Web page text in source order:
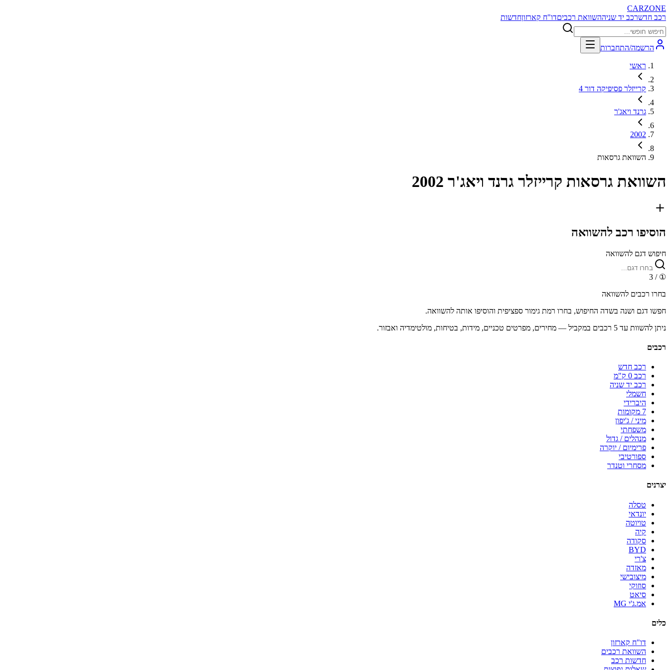
CARZONE
רכב חדשרכב יד שניההשוואת רכביםדו"ח קארזוןחדשות
הרשמה/התחברות
ראשי
קרייזלר פסיפיקה דור 4
גרנד ויאג'ר
2002
השוואת גרסאות
השוואת גרסאות קרייזלר גרנד ויאג'ר 2002
הוסיפו רכב להשוואה
חיפוש דגם להשוואה
①
/ 3
בחרו רכבים להשוואה
חפשו דגם ושנה בשדה החיפוש, בחרו רמת גימור ספציפית והוסיפו אותה להשוואה.
ניתן להשוות עד 5 רכבים במקביל — מחירים, מפרטים טכניים, מידות, בטיחות, מולטימדיה ואבזור.
רכבים
רכב חדש
רכב 0 ק"מ
רכב יד שניה
חשמלי
היברידי
7 מקומות
מיני / ג'יפון
משפחתי
מנהלים / גדול
פרימיום / יוקרה
ספורטיבי
מסחרי וטנדר
יצרנים
טסלה
יונדאי
טויוטה
קיה
סקודה
BYD
צ'רי
מאזדה
מיצובישי
סוזוקי
סיאט
אמ.ג'י MG
כלים
דו"ח קארזון
השוואת רכבים
חדשות רכב